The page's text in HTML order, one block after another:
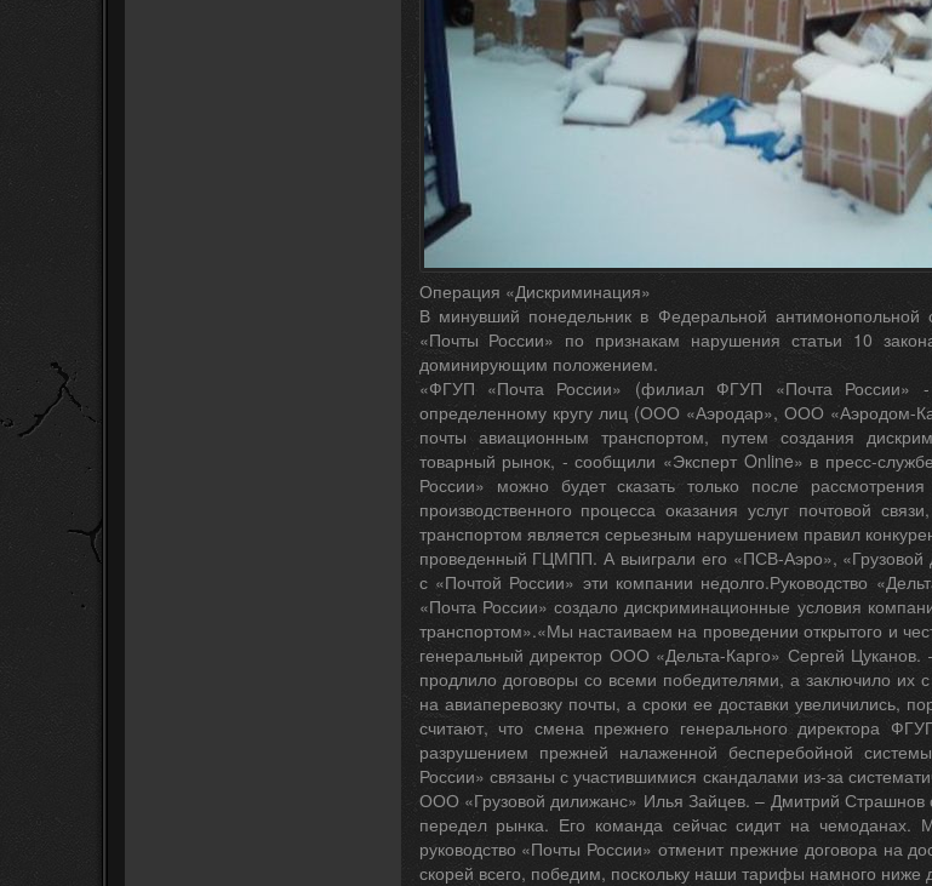
Операция «Дискриминация»
В минувший понедельник в Федеральной антимонопольной
«Почты России» по признакам нарушения статьи 10
доминирующим положением.
«ФГУП «Почта России» (филиал ФГУП «Почта России» -
определенному кругу лиц (ООО «Аэродар», ООО «Аэродом-
почты авиационным транспортом, путем создания
товарный рынок, - сообщили «Эксперт Online» в пресс-
России» можно будет сказать только после
производственного процесса оказания услуг почтовой
транспортом является серьезным нарушением правил
проведенный ГЦМПП. А выиграли его «ПСВ-Аэро», «Грузовой
с «Почтой России» эти компании недолго.Руководство
«Почта России» создало дискриминационные условия
транспортом».«Мы настаиваем на проведении открытого и
генеральный директор ООО «Дельта-Карго» Сергей
продлило договоры со всеми победителями, а заключило
на авиаперевозку почты, а сроки ее доставки увеличились,
считают, что смена прежнего генерального директора
разрушением прежней налаженной бесперебойной
России» связаны с участившимися скандалами из-за
ООО «Грузовой дилижанс» Илья Зайцев. – Дмитрий
передел рынка. Его команда сейчас сидит на
руководство «Почты России» отменит прежние договора на
скорей всего, победим, поскольку наши тарифы намного ниже